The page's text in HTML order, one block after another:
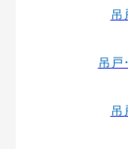
吊
吊戸
吊